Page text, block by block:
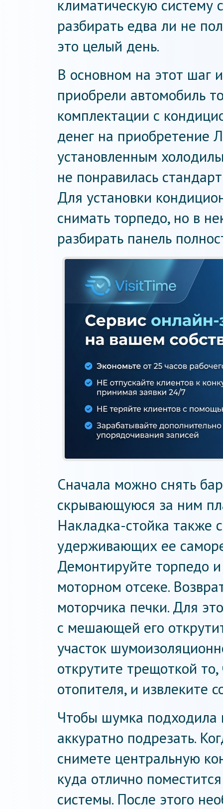
климатическую систему
разбирать едва ли не
это целый день.
В основном на этот шаг
приобрели автомобиль
комплектации с
денег на приобретение
установленным
не понравилась
Для установки
снимать торпедо, но в
разбирать панель
Сначала можно снять
скрывающуюся за ним
Накладка-стойка также
удерживающих ее
Демонтируйте торпедо
моторном отсеке.
моторчика печки. Для
с мешающей его
участок
открутите трещоткой
отопителя, и извлеките
Чтобы шумка подходила
аккуратно подрезать.
снимете центральную
куда отлично
системы. После этого